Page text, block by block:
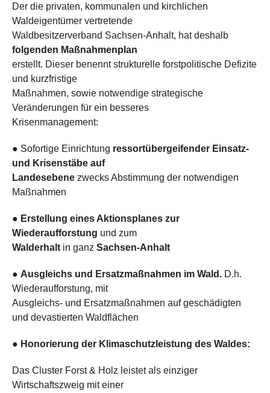
Der die privaten, kommunalen und kirchlichen
Waldeigentümer vertretende
Waldbesitzerverband Sachsen-Anhalt, hat deshalb
folgenden Maßnahmenplan
erstellt. Dieser benennt strukturelle forstpolitische Defizite
und kurzfristige
Maßnahmen, sowie notwendige strategische
Veränderungen für ein besseres
Krisenmanagement:
● Sofortige Einrichtung ressortübergeifender Einsatz-
und Krisenstäbe auf
Landesebene zwecks Abstimmung der notwendigen
Maßnahmen
● Erstellung eines Aktionsplanes zur
Wiederaufforstung und zum
Walderhalt in ganz Sachsen-Anhalt
● Ausgleichs und Ersatzmaßnahmen im Wald. D.h.
Wiederaufforstung, mit
Ausgleichs- und Ersatzmaßnahmen auf geschädigten
und devastierten Waldflächen
● Honorierung der Klimaschutzleistung des Waldes:
Das Cluster Forst & Holz leistet als einziger
Wirtschaftszweig mit einer